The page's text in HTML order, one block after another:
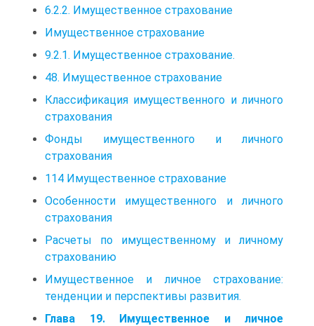
6.2.2. Имущественное страхование
Имущественное страхование
9.2.1. Имущественное страхование.
48. Имущественное страхование
Классификация имущественного и личного
страхования
Фонды имущественного и личного
страхования
114 Имущественное страхование
Особенности имущественного и личного
страхования
Расчеты по имущественному и личному
страхованию
Имущественное и личное страхование:
тенденции и перспективы развития.
Глава 19. Имущественное и личное